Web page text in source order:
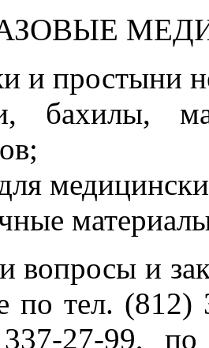
и простыни
бахилы,
вопросы и
по тел. (812)
27-99,